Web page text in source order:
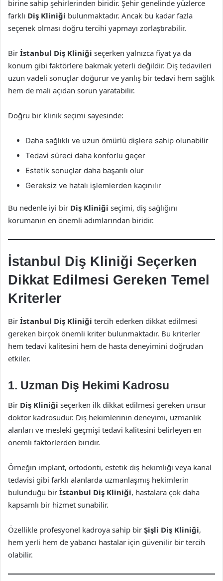
birine sahip şehirlerinden biridir. Şehir genelinde yüzlerce
farklı Diş Kliniği bulunmaktadır. Ancak bu kadar fazla
seçenek olması doğru tercihi yapmayı zorlaştırabilir.
Bir İstanbul Diş Kliniği seçerken yalnızca fiyat ya da
konum gibi faktörlere bakmak yeterli değildir. Diş tedavileri
uzun vadeli sonuçlar doğurur ve yanlış bir tedavi hem sağlık
hem de mali açıdan sorun yaratabilir.
Doğru bir klinik seçimi sayesinde:
Daha sağlıklı ve uzun ömürlü dişlere sahip olunabilir
Tedavi süreci daha konforlu geçer
Estetik sonuçlar daha başarılı olur
Gereksiz ve hatalı işlemlerden kaçınılır
Bu nedenle iyi bir Diş Kliniği seçimi, diş sağlığını
korumanın en önemli adımlarından biridir.
İstanbul Diş Kliniği Seçerken
Dikkat Edilmesi Gereken Temel
Kriterler
Bir İstanbul Diş Kliniği tercih ederken dikkat edilmesi
gereken birçok önemli kriter bulunmaktadır. Bu kriterler
hem tedavi kalitesini hem de hasta deneyimini doğrudan
etkiler.
1. Uzman Diş Hekimi Kadrosu
Bir Diş Kliniği seçerken ilk dikkat edilmesi gereken unsur
doktor kadrosudur. Diş hekimlerinin deneyimi, uzmanlık
alanları ve mesleki geçmişi tedavi kalitesini belirleyen en
önemli faktörlerden biridir.
Örneğin implant, ortodonti, estetik diş hekimliği veya kanal
tedavisi gibi farklı alanlarda uzmanlaşmış hekimlerin
bulunduğu bir İstanbul Diş Kliniği, hastalara çok daha
kapsamlı bir hizmet sunabilir.
Özellikle profesyonel kadroya sahip bir Şişli Diş Kliniği,
hem yerli hem de yabancı hastalar için güvenilir bir tercih
olabilir.